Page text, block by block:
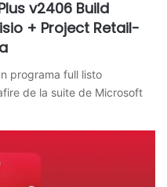
v2406 Build
+ Project Retail-
programa full listo
de la suite de Microsoft